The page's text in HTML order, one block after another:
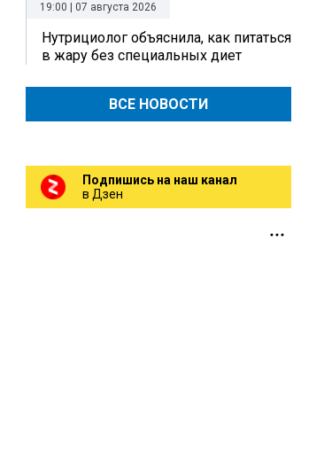
19:00 | 07 августа 2026
Нутрициолог объяснила, как питаться
в жару без специальных диет
ВСЕ НОВОСТИ
Подпишись на наш канал
в Дзен